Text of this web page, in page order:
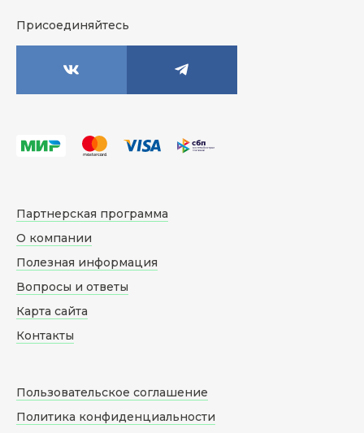
Присоединяйтесь
Партнерская программа
О компании
Полезная информация
Вопросы и ответы
Карта сайта
Контакты
Пользовательское соглашение
Политика конфиденциальности